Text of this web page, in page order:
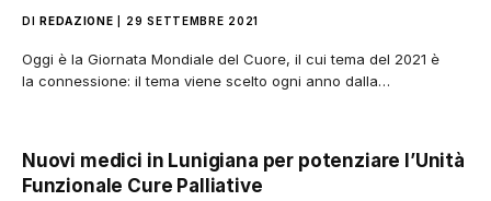
DI REDAZIONE 29 SETTEMBRE 2021
Oggi è la Giornata Mondiale del Cuore, il cui tema del 2021 è
la connessione: il tema viene scelto ogni anno dalla…
Nuovi medici in Lunigiana per potenziare l’Unità
Funzionale Cure Palliative